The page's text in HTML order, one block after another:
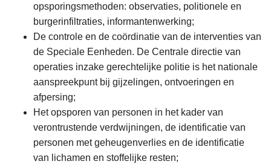
opsporingsmethoden: observaties, politionele en
burgerinfiltraties, informantenwerking;
De controle en de coördinatie van de interventies van
de Speciale Eenheden. De Centrale directie van
operaties inzake gerechtelijke politie is het nationale
aanspreekpunt bij gijzelingen, ontvoeringen en
afpersing;
Het opsporen van personen in het kader van
verontrustende verdwijningen, de identificatie van
personen met geheugenverlies en de identificatie
van lichamen en stoffelijke resten;